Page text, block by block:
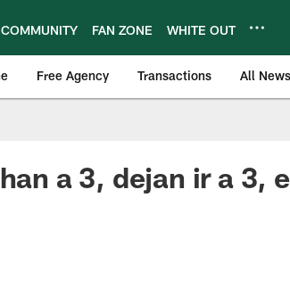
COMMUNITY FAN ZONE WHITE OUT
Free Agency Transactions All News
a 3, dejan ir a 3,